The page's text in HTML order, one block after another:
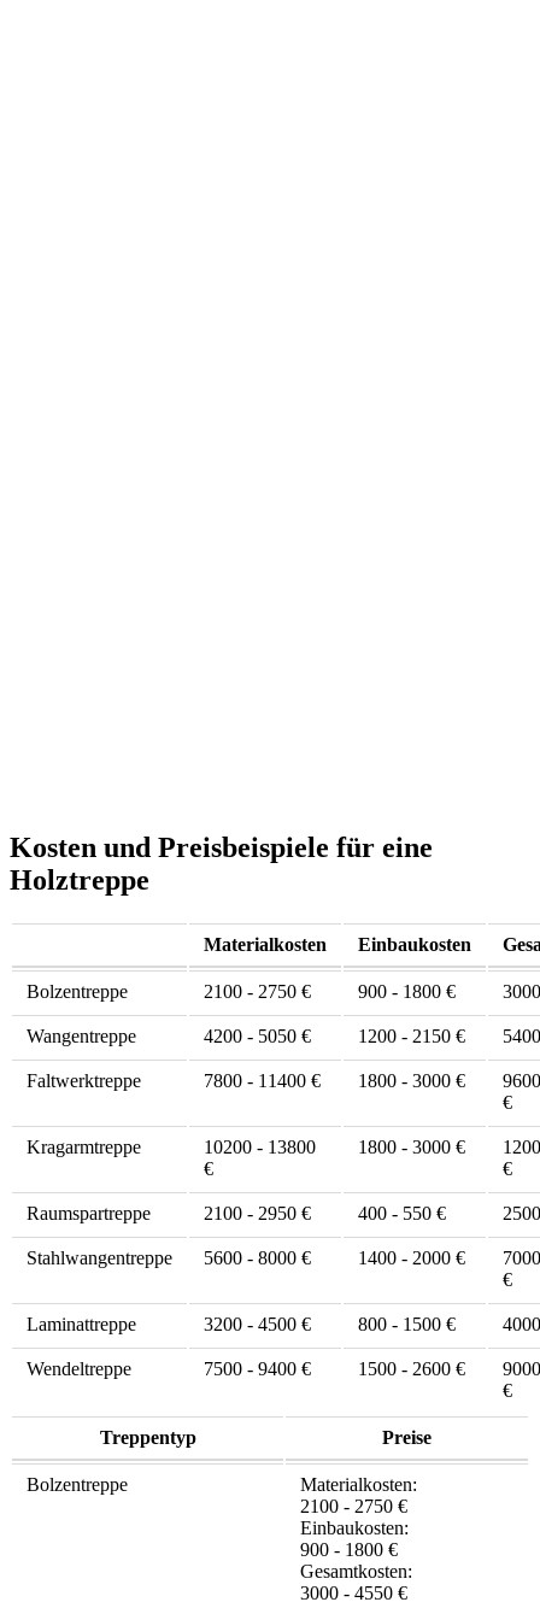
Kosten und Preisbeispiele für eine
Holztreppe
Materialkosten Einbaukosten
Bolzentreppe 2100 - 2750 € 900 - 1800 €
Wangentreppe 4200 - 5050 € 1200 - 2150 €
Faltwerktreppe 7800 - 11400 € 1800 - 3000 €
€
Kragarmtreppe
10200 - 13800
€
1800 - 3000 €
€
Raumspartreppe 2100 - 2950 € 400 - 550 €
Stahlwangentreppe 5600 - 8000 € 1400 - 2000 €
€
Laminattreppe 3200 - 4500 € 800 - 1500 €
Wendeltreppe 7500 - 9400 € 1500 - 2600 €
€
Treppentyp Preise
Bolzentreppe
Materialkosten:
2100 - 2750 €
Einbaukosten:
900 - 1800 €
Gesamtkosten:
3000 - 4550 €